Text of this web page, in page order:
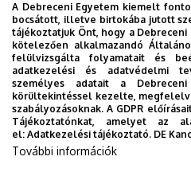
Dolgozói adatmódosítás
telefonkönyvében|
DE telefonkönyvében|
A Debreceni Egyetem kiemelt
bocsátott, illetve birtokába jutott
tájékoztatjuk Önt, hogy a Debreceni
kötelezően alkalmazandó
felülvizsgálta folyamatait és
adatkezelési és adatvédelmi
személyes adatait a
körültekintéssel kezelte,
szabályozásoknak. A GDPR
Tájékoztatónkat, amelyet az
el: Adatkezelési tájékoztató. DE
További információk